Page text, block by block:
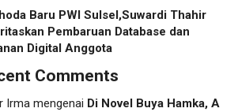
Baru PWI Sulsel,Suwardi Thahir
Pembaruan Database dan
Digital Anggota
Comments
Irma mengenai Di Novel Buya Hamka, A